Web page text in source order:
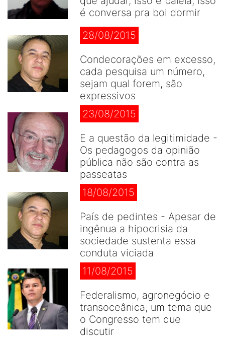
é conversa pra boi dormir
28/08/2015
Condecorações em excesso,
cada pesquisa um número,
sejam qual forem, são
expressivos
23/08/2015
E a questão da legitimidade -
Os pedagogos da opinião
pública não são contra as
passeatas
18/08/2015
País de pedintes - Apesar de
ingênua a hipocrisia da
sociedade sustenta essa
conduta viciada
11/08/2015
Federalismo, agronegócio e
transoceânica, um tema que
o Congresso tem que
discutir